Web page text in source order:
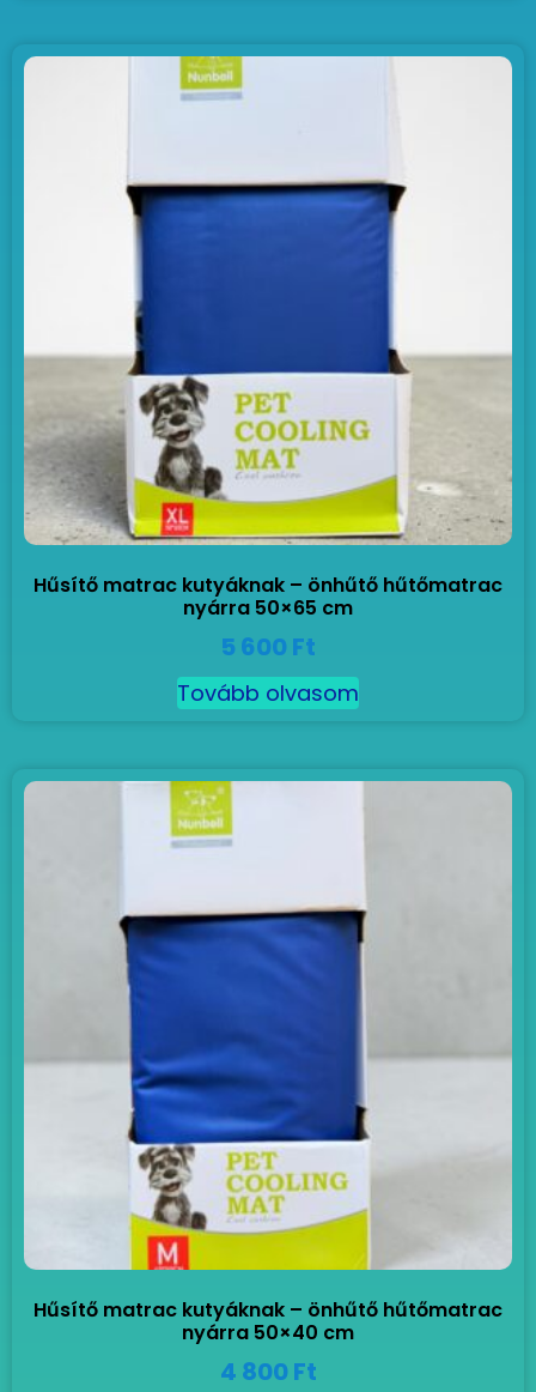
Hűsítő matrac kutyáknak – önhűtő hűtőmatrac
nyárra 50×65 cm
5 600 Ft
Tovább olvasom
Hűsítő matrac kutyáknak – önhűtő hűtőmatrac
nyárra 50×40 cm
4 800Ft